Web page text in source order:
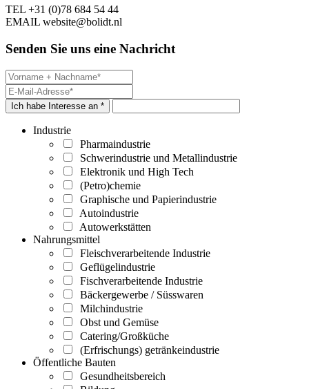
TEL +31 (0)78 684 54 44
EMAIL website@bolidt.nl
Senden Sie uns eine Nachricht
Ich habe Interesse an *
Industrie
Pharmaindustrie
Schwerindustrie und Metallindustrie
Elektronik und High Tech
(Petro)chemie
Graphische und Papierindustrie
Autoindustrie
Autowerkstätten
Nahrungsmittel
Fleischverarbeitende Industrie
Geflügelindustrie
Fischverarbeitende Industrie
Bäckergewerbe / Süsswaren
Milchindustrie
Obst und Gemüse
Catering/Großküche
(Erfrischungs) getränkeindustrie
Öffentliche Bauten
Gesundheitsbereich